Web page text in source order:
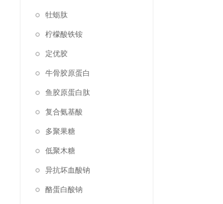
牡蛎肽
柠檬酸铁铵
定优胶
牛骨胶原蛋白
鱼胶原蛋白肽
复合氨基酸
多聚果糖
低聚木糖
异抗坏血酸钠
酪蛋白酸钠